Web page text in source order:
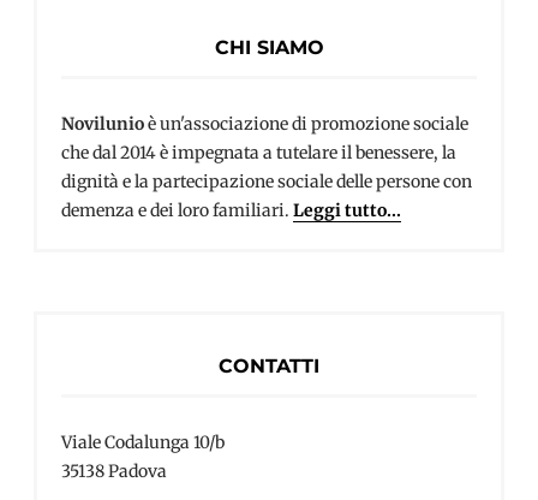
CHI SIAMO
Novilunioè un'associazione di promozione sociale
che dal 2014 è impegnata a tutelare il benessere, la
dignità e la partecipazione sociale delle persone con
demenza e dei loro familiari. Leggi tutto...
CONTATTI
Viale Codalunga 10/b
35138 Padova